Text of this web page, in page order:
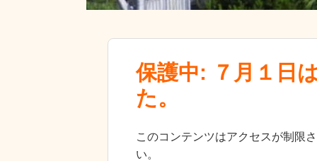
保護中: ７月１日
た。
このコンテンツはアクセスが制限
い。